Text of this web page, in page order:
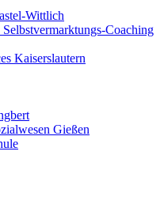
Wittlich
Coaching
Kaiserslautern
Gießen